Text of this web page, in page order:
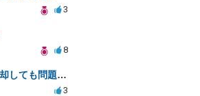
3
8
自己破産中に不用品を売却しても問題ないか？
3